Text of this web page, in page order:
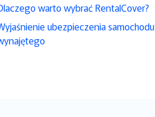
warto wybrać RentalCover?
ubezpieczenia samochodu